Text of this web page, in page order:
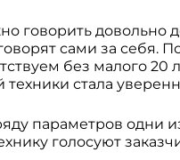
говорить
сами за себя.
без малого 20
стала
параметров одни
голосуют